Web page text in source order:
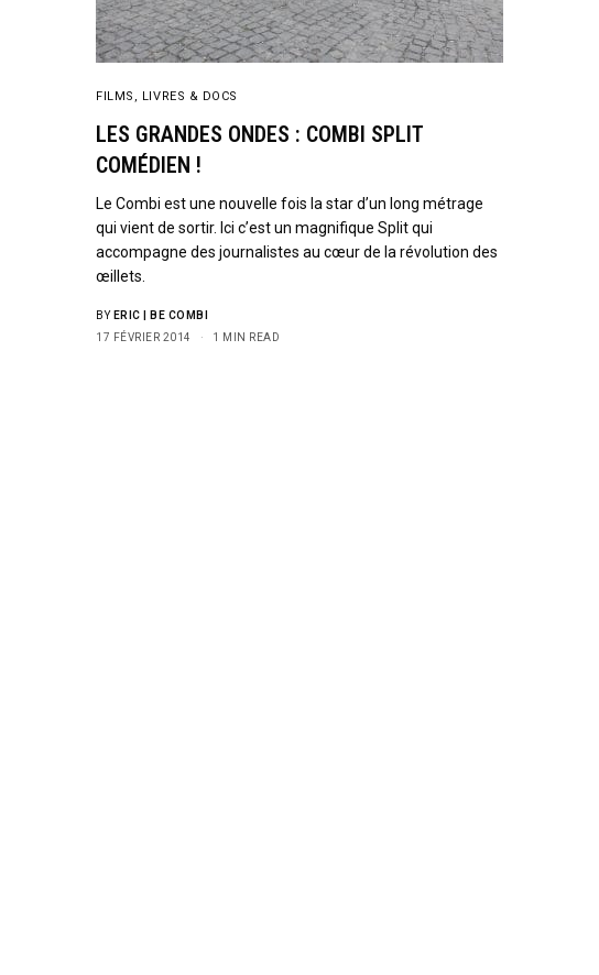
FILMS, LIVRES & DOCS
LES GRANDES ONDES : COMBI SPLIT
COMÉDIEN !
Le Combi est une nouvelle fois la star d’un long métrage
qui vient de sortir. Ici c’est un magnifique Split qui
accompagne des journalistes au cœur de la révolution des
œillets.
BY ERIC | BE COMBI
17 FÉVRIER 2014
1 MIN READ